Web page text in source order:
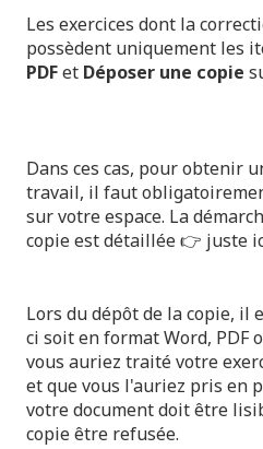
Les exercices dont la
possèdent uniquement les
PDFet Déposer une copie
Dans ces cas, pour obtenir
travail, il faut
sur votre espace. La
copie est détaillée 👉 juste
Lors du dépôt de la copie, il
ci soit en format Word, PDF
vous auriez traité votre
et que vous l'auriez pris en
votre document doit être
copie être refusée.